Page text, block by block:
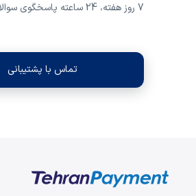
7 روز هفته، 24 ساعته پاسخگوی سوالات شما هستیم.
تماس با پشتیبانی